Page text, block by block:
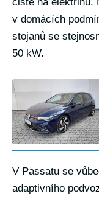
v domácích
stojanů se
50 kW.
V Passatu se
adaptivního